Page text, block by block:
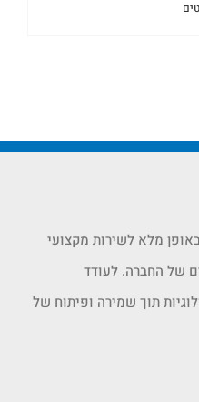
מלא לשירות מקצועי
של החברה. לעודד
תוך שמירה ופיתוח של